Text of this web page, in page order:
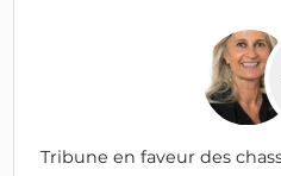
Tribune en faveur des